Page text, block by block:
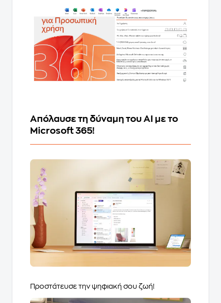
Απόλαυσε τη δύναμη του AI με το
Microsoft 365!
Προστάτευσε την ψηφιακή σου ζωή!